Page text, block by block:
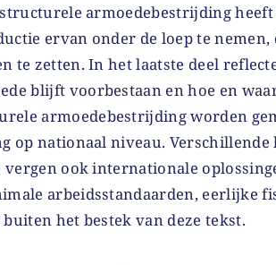
armoedebestrijding heeft
ervan onder de loep te nemen,
te zetten. In het laatste deel
blijft voorbestaan en hoe en
armoedebestrijding worden
op nationaal niveau. Verschillende
ook internationale
arbeidsstandaarden, eerlijke
het bestek van deze tekst.